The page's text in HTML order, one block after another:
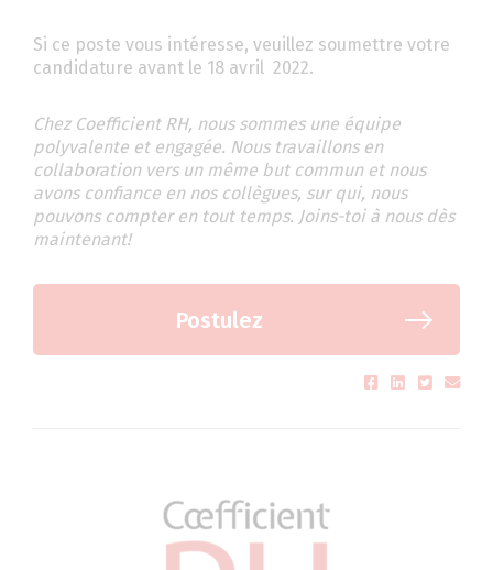
Si ce poste vous intéresse, veuillez soumettre votre
candidature avant le 18 avril 2022.
Chez Coefficient RH, nous sommes une équipe
polyvalente et engagée. Nous travaillons en
collaboration vers un même but commun et nous
avons confiance en nos collègues, sur qui, nous
pouvons compter en tout temps. Joins-toi à nous dès
maintenant!
Postulez